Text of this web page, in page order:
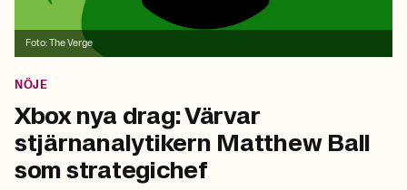
Foto:The Verge
NÖJE
Xbox nya drag: Värvar
stjärnanalytikern Matthew Ball
som strategichef